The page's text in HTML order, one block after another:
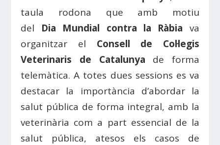
taula rodona que amb motiu
del Dia Mundial contra la Ràbia va
organitzar el Consell de Col·legis
Veterinaris de Catalunya de forma
telemàtica. A totes dues sessions es va
destacar la importància d’abordar la
salut pública de forma integral, amb la
veterinària com a part essencial de la
salut pública, atesos els casos de